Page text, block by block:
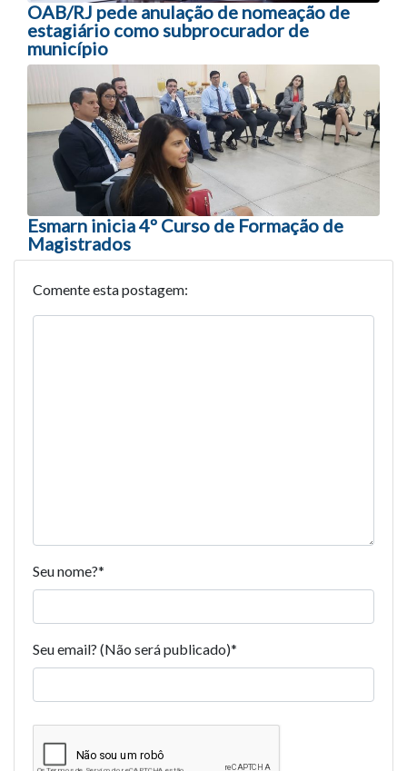
OAB/RJ pede anulação de nomeação de
estagiário como subprocurador de
município
Esmarn inicia 4º Curso de Formação de
Magistrados
Comente esta postagem:
Seu nome?*
Seu email? (Não será publicado)*